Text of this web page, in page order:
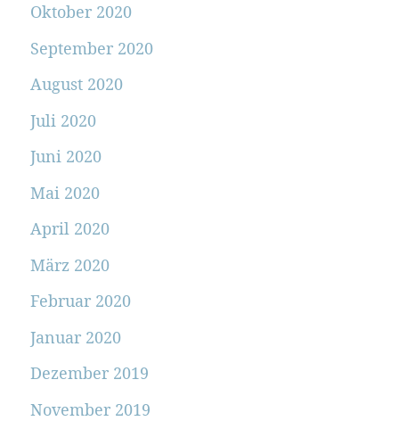
Oktober 2020
September 2020
August 2020
Juli 2020
Juni 2020
Mai 2020
April 2020
März 2020
Februar 2020
Januar 2020
Dezember 2019
November 2019